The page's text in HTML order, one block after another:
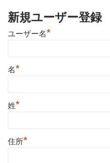
新規ユーザー登録
ユーザー名*
名*
姓*
住所*